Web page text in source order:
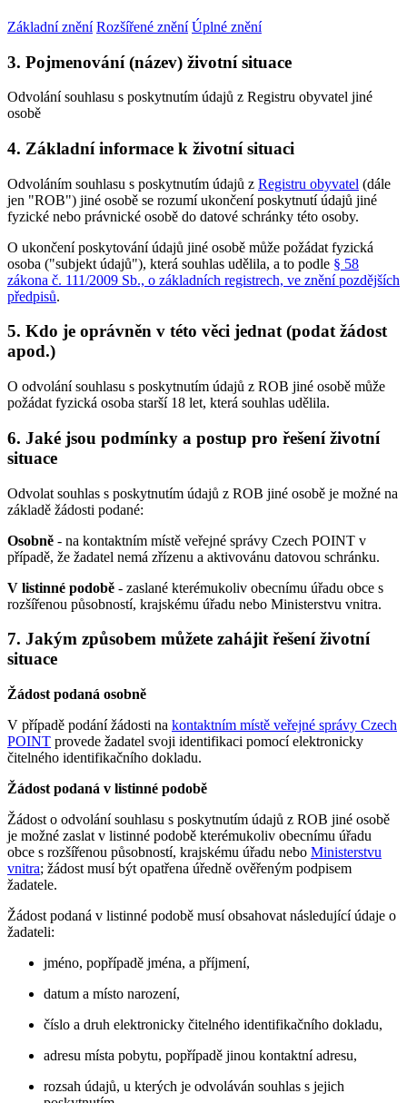
Základní znění Rozšířené znění Úplné znění
3. Pojmenování (název) životní situace
Odvolání souhlasu s poskytnutím údajů z Registru obyvatel jiné
osobě
4. Základní informace k životní situaci
Odvoláním souhlasu s poskytnutím údajů z Registru obyvatel (dále
jen "ROB") jiné osobě se rozumí ukončení poskytnutí údajů jiné
fyzické nebo právnické osobě do datové schránky této osoby.
O ukončení poskytování údajů jiné osobě může požádat fyzická
osoba ("subjekt údajů"), která souhlas udělila, a to podle § 58
zákona č. 111/2009 Sb., o základních registrech, ve znění pozdějších
předpisů.
5. Kdo je oprávněn v této věci jednat (podat žádost
apod.)
O odvolání souhlasu s poskytnutím údajů z ROB jiné osobě může
požádat fyzická osoba starší 18 let, která souhlas udělila.
6. Jaké jsou podmínky a postup pro řešení životní
situace
Odvolat souhlas s poskytnutím údajů z ROB jiné osobě je možné na
základě žádosti podané:
Osobně - na kontaktním místě veřejné správy Czech POINT v
případě, že žadatel nemá zřízenu a aktivovánu datovou schránku.
V listinné podobě - zaslané kterémukoliv obecnímu úřadu obce s
rozšířenou působností, krajskému úřadu nebo Ministerstvu vnitra.
7. Jakým způsobem můžete zahájit řešení životní
situace
Žádost podaná osobně
V případě podání žádosti na kontaktním místě veřejné správy Czech
POINT provede žadatel svoji identifikaci pomocí elektronicky
čitelného identifikačního dokladu.
Žádost podaná v listinné podobě
Žádost o odvolání souhlasu s poskytnutím údajů z ROB jiné osobě
je možné zaslat v listinné podobě kterémukoliv obecnímu úřadu
obce s rozšířenou působností, krajskému úřadu nebo Ministerstvu
vnitra; žádost musí být opatřena úředně ověřeným podpisem
žadatele.
Žádost podaná v listinné podobě musí obsahovat následující údaje o
žadateli:
jméno, popřípadě jména, a příjmení,
datum a místo narození,
číslo a druh elektronicky čitelného identifikačního dokladu,
adresu místa pobytu, popřípadě jinou kontaktní adresu,
rozsah údajů, u kterých je odvoláván souhlas s jejich